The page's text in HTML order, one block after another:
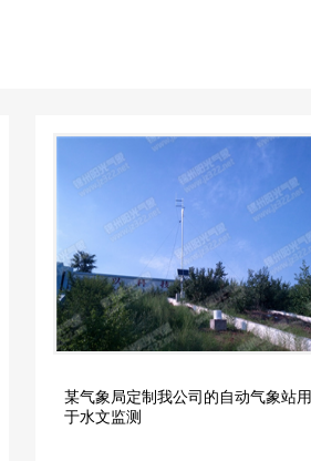
某气象局定制我公司的自动气象站用
于水文监测